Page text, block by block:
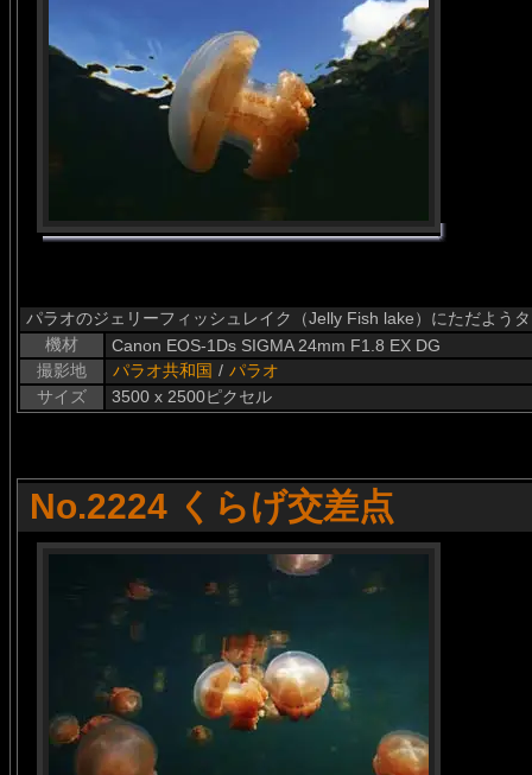
パラオのジェリーフィッシュレイク（Jelly Fish lake）にただよう
機材
Canon EOS-1Ds SIGMA 24mm F1.8 EX DG
撮影地
パラオ共和国 / パラオ
サイズ
3500 x 2500ピクセル
No.2224 くらげ交差点